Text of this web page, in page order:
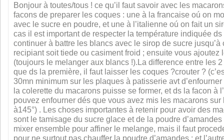
Bonjour à toutes/tous ! ce qu’il faut savoir avec les
facons de preparer les coques : une à la francaise oú on
avec le sucre en poudre, et une à l’italienne oú on fait un
cas il est important de respecter la température indiquée
continuer à battre les blancs avec le sirop de sucre jusqu’à
recipiant soit tiede ou casiment froid ; ensuite vous ajoutez
(toujours le melanger aux blancs !).La difference entre les 2
que ds la première, il faut laisser les coques ?crouter ?
30mn minimum sur les plaques à patisserie avt d’enfourner
la colerette du macarons puisse se former, et ds la facon à
pouvez enfourner dés que vous avez mis les macarons
à145°) . Les choses importantes à retenir pour avoir des
sont le tamisage du sucre glace et de la poudre
mixer ensemble pour affiner le melange, mais il faut